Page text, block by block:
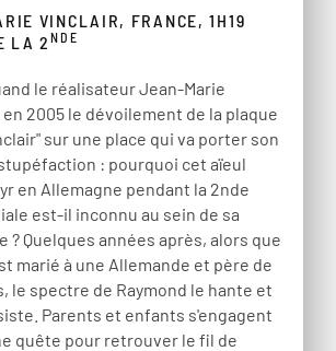
VINCLAIR, FRANCE, 1H19
LA 2NDE
le réalisateur Jean-Marie
2005 le dévoilement de la plaque
sur une place qui va porter son
: pourquoi cet aïeul
en Allemagne pendant la 2nde
est-il inconnu au sein de sa
? Quelques années après, alors que
marié à une Allemande et père de
le spectre de Raymond le hante et
Parents et enfants s'engagent
quête pour retrouver le fil de